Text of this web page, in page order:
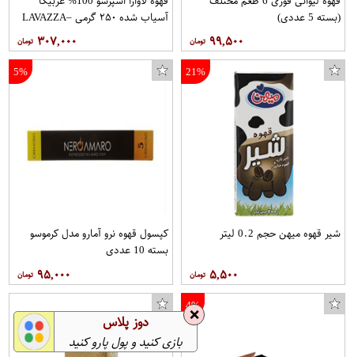
(بسته 5 عددی)
۹۹,۵۰۰
آسیاب شده ۲۵۰ گرمی –LAVAZZA
۳۰۷,۰۰۰
21%
شیر قهوه میهن حجم 0.2 لیتر
۵,۵۰۰
5%
کپسول قهوه نرو آمارو مدل کرموسو
بسته 10 عددی
۹۵,۰۰۰
4%
❌ دوز پلاس
بازی کنید و پول پارو کنید